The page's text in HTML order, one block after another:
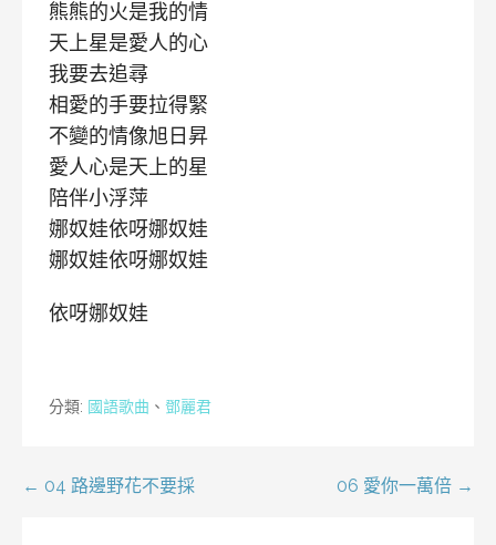
熊熊的火是我的情
天上星是愛人的心
我要去追尋
相愛的手要拉得緊
不變的情像旭日昇
愛人心是天上的星
陪伴小浮萍
娜奴娃依呀娜奴娃
娜奴娃依呀娜奴娃
依呀娜奴娃
分類: 國語歌曲 、 鄧麗君
文← 04 路邊野花不要採 06 愛你一萬倍 →